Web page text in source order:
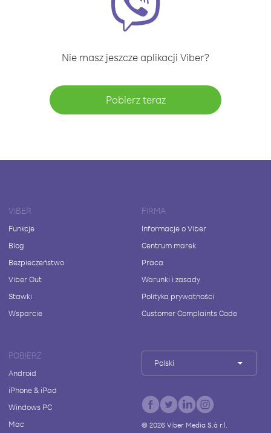
Nie masz jeszcze aplikacji Viber?
Pobierz teraz
VIBER
Funkcje
Blog
Bezpieczeństwo
Viber Out
Stawki
Wsparcie
FIRMA
Informacje o Viber
Centrum marek
Praca
Warunki i zasady
Polityka prywatności
Customer Complaints Code
POBIERZ
Android
iPhone & iPad
Windows PC
Mac
Polski
© 2026Viber Media S.à r.l.